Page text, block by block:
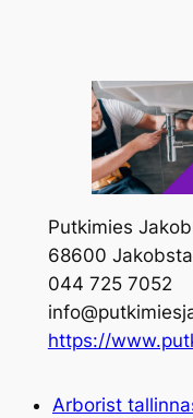
Putkimies
68600
044 725 7052
https://
Arborist